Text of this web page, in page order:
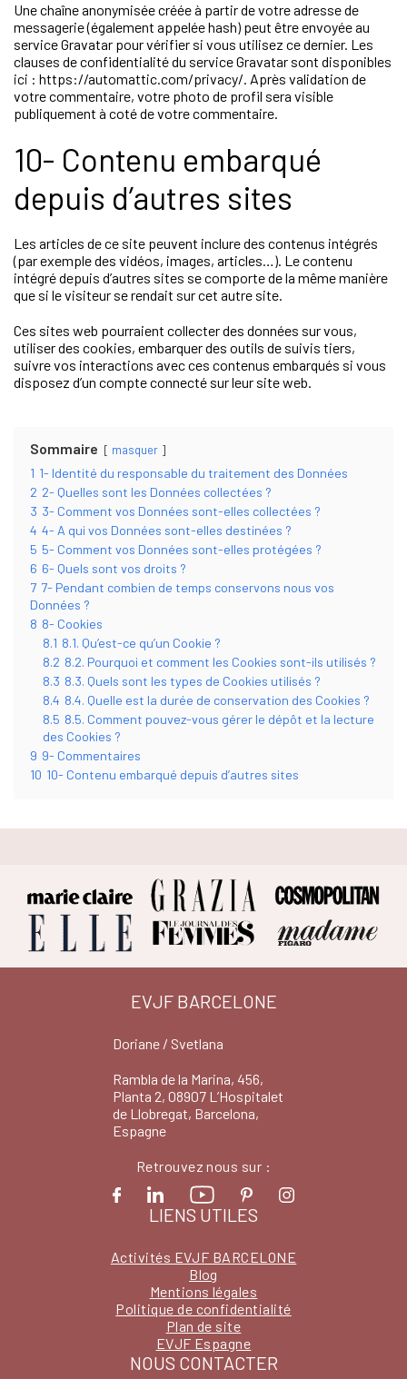
Une chaîne anonymisée créée à partir de votre adresse de
messagerie (également appelée hash) peut être envoyée au
service Gravatar pour vérifier si vous utilisez ce dernier. Les
clauses de confidentialité du service Gravatar sont disponibles
ici : https://automattic.com/privacy/. Après validation de
votre commentaire, votre photo de profil sera visible
publiquement à coté de votre commentaire.
10- Contenu embarqué
depuis d’autres sites
Les articles de ce site peuvent inclure des contenus intégrés
(par exemple des vidéos, images, articles…). Le contenu
intégré depuis d’autres sites se comporte de la même manière
que si le visiteur se rendait sur cet autre site.
Ces sites web pourraient collecter des données sur vous,
utiliser des cookies, embarquer des outils de suivis tiers,
suivre vos interactions avec ces contenus embarqués si vous
disposez d’un compte connecté sur leur site web.
Sommaire masquer
1 1- Identité du responsable du traitement des Données
2 2- Quelles sont les Données collectées ?
3 3- Comment vos Données sont-elles collectées ?
4 4- A qui vos Données sont-elles destinées ?
5 5- Comment vos Données sont-elles protégées ?
6 6- Quels sont vos droits ?
7 7- Pendant combien de temps conservons nous vos
Données ?
8 8- Cookies
8.1 8.1. Qu’est-ce qu’un Cookie ?
8.2 8.2. Pourquoi et comment les Cookies sont-ils utilisés ?
8.3 8.3. Quels sont les types de Cookies utilisés ?
8.4 8.4. Quelle est la durée de conservation des Cookies ?
8.5 8.5. Comment pouvez-vous gérer le dépôt et la lecture
des Cookies ?
9 9- Commentaires
10 10- Contenu embarqué depuis d’autres sites
EVJF BARCELONE
Doriane / Svetlana
Rambla de la Marina, 456,
Planta 2, 08907 L’Hospitalet
de Llobregat, Barcelona,
Espagne
Retrouvez nous sur :
LIENS UTILES
Activités EVJF BARCELONE
Blog
Mentions légales
Politique de confidentialité
Plan de site
EVJF Espagne
NOUS CONTACTER